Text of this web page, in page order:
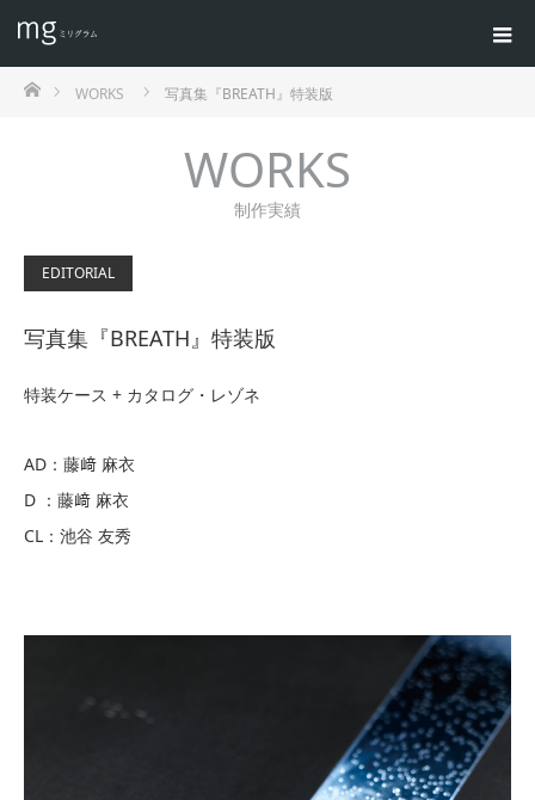
ホームWORKS 写真集『BREATH』特装版
WORKS
制作実績
EDITORIAL
写真集『BREATH』特装版
特装ケース + カタログ・レゾネ
AD：藤﨑 麻衣
D ：藤﨑 麻衣
CL：池谷 友秀